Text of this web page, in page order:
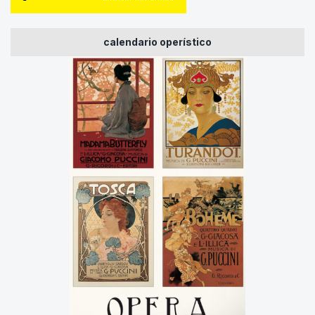
calendario operístico